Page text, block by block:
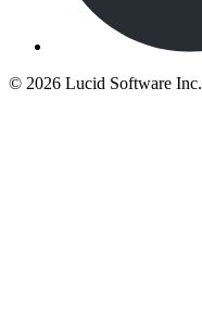
© 2026 Lucid Software Inc.